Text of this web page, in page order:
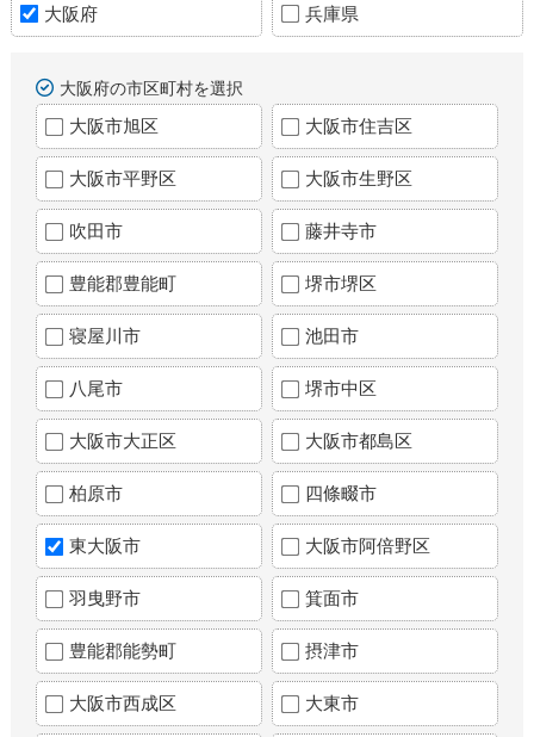
大阪府 兵庫県
大阪府の市区町村を選択
大阪市旭区 大阪市住吉区
大阪市平野区 大阪市生野区
吹田市 藤井寺市
豊能郡豊能町 堺市堺区
寝屋川市 池田市
八尾市 堺市中区
大阪市大正区 大阪市都島区
柏原市 四條畷市
東大阪市 大阪市阿倍野区
羽曳野市 箕面市
豊能郡能勢町 摂津市
大阪市西成区 大東市